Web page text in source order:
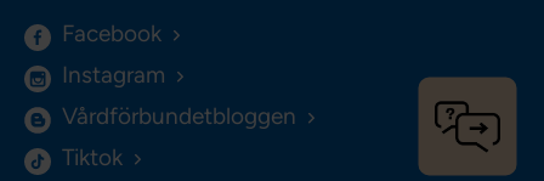
Facebook
Instagram
Vårdförbundetbloggen
Tiktok